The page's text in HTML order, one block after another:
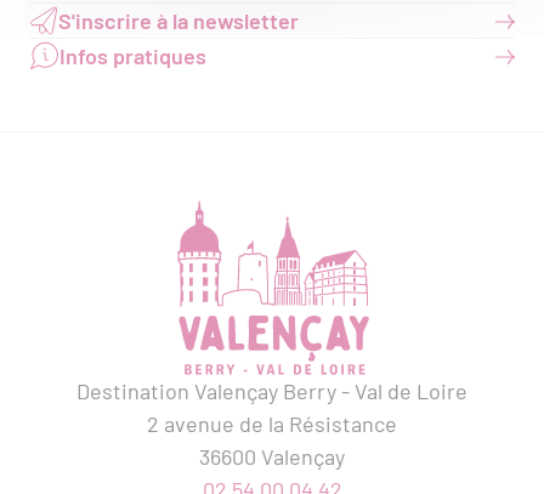
S'inscrire à la newsletter
Infos pratiques
Destination Valençay Berry - Val de Loire
2 avenue de la Résistance
36600 Valençay